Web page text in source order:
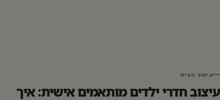
עיצוב הבית
עיצוב חדרי ילדים מותאמים אישית: איך